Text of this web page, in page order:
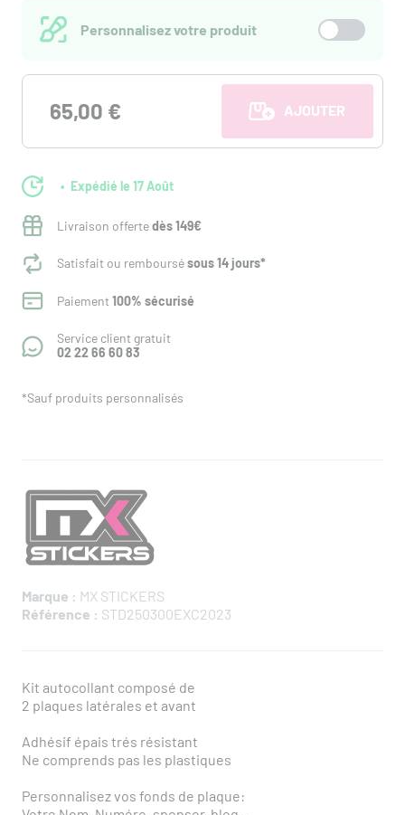
Personnalisez votre produit
65,00 € AJOUTER AU
Expédié le 17 Août
Livraison offertedès 149€
Satisfait ou remboursésous 14 jours*
Paiement100% sécurisé
Service client gratuit
02 22 66 60 83
*Sauf produits personnalisés
Marque : MX STICKERS
Référence : STD250300EXC2023
Kit autocollant composé de
2 plaques latérales et avant
Adhésif épais trés résistant
Ne comprends pas les plastiques
Personnalisez vos fonds de plaque: